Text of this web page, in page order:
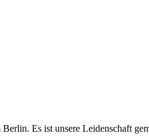
Es ist unsere Leidenschaft